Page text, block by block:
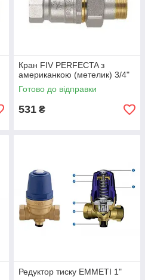
Кран FIV PERFECTA з
американкою (метелик) 3/4"
Готово до відправки
531 ₴
Редуктор тиску EMMETI 1"